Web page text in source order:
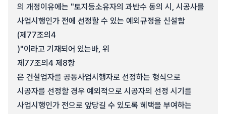
의 개정이유에는 "토지등소유자의 과반수 동의 시, 시공사를
사업시행인가 전에 선정할 수 있는 예외규정을 신설함
(제77조의4
)"이라고 기재되어 있는바, 위
제77조의4 제8항
은 건설업자를 공동사업시행자로 선정하는 형식으로
시공자를 선정할 경우 예외적으로 시공자의 선정 시기를
사업시행인가 전으로 앞당길 수 있도록 혜택을 부여하는